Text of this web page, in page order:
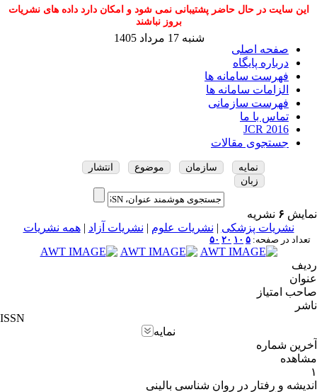
این سایت در حال حاضر پشتیبانی نمی شود و امکان دارد داده های نشریات
بروز نباشند
صفحه اصلی
درباره پایگاه
فهرست سامانه ها
الزامات سامانه ها
فهرست سازمانی
تماس با ما
JCR 2016
جستجوی مقالات
شنبه 17 مرداد 1405
نمایه سازمان موضوع
انتشار
زبان
نمایش ۶ نشریه
نشریات پزشکی | نشریات علوم | نشریات آزاد |همه نشریات
تعداد در صفحه: ۵ ۱۰ ۲۰ ۵۰
ردیف
عنوان
صاحب امتیاز
ناشر
ISSN
نمایه
آخرین شماره
مشاهده
۱
اندیشه و رفتار در روان شناسی بالینی